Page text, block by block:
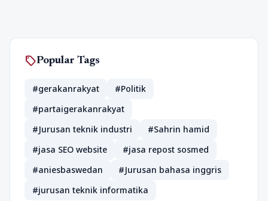
sellPopular Tags
#gerakanrakyat
#Politik
#partaigerakanrakyat
#Jurusan teknik industri
#Sahrin hamid
#jasa SEO website
#jasa repost sosmed
#aniesbaswedan
#Jurusan bahasa inggris
#jurusan teknik informatika